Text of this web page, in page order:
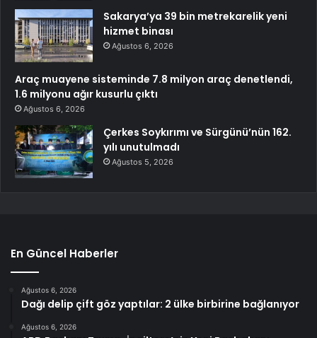
Sakarya’ya 39 bin metrekarelik yeni
hizmet binası
Ağustos 6, 2026
Araç muayene sisteminde 7.8 milyon araç denetlendi,
1.6 milyonu ağır kusurlu çıktı
Ağustos 6, 2026
Çerkes Soykırımı ve Sürgünü’nün 162.
yılı unutulmadı
Ağustos 5, 2026
En Güncel Haberler
Ağustos 6, 2026
Dağı delip çift göz yaptılar: 2 ülke birbirine bağlanıyor
Ağustos 6, 2026